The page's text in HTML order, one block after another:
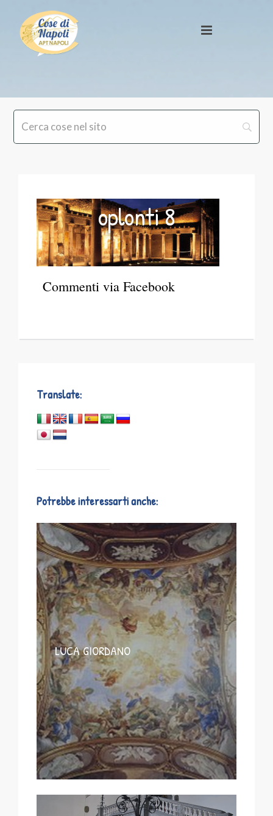
oplonti 8
Commenti via Facebook
Translate:
Potrebbe interessarti anche:
LUCA GIORDANO